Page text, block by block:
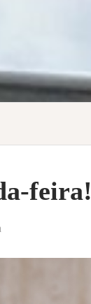
feira!